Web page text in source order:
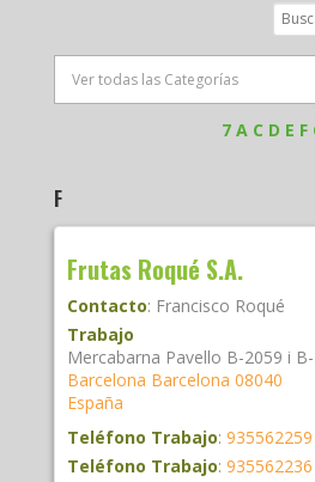
7 A C D E F
F
Frutas Roqué S.A.
Contacto: Francisco Roqué
Trabajo
Mercabarna Pavello B-2059 i
Barcelona Barcelona 08040
España
Teléfono Trabajo: 935562259
Teléfono Trabajo: 935562236